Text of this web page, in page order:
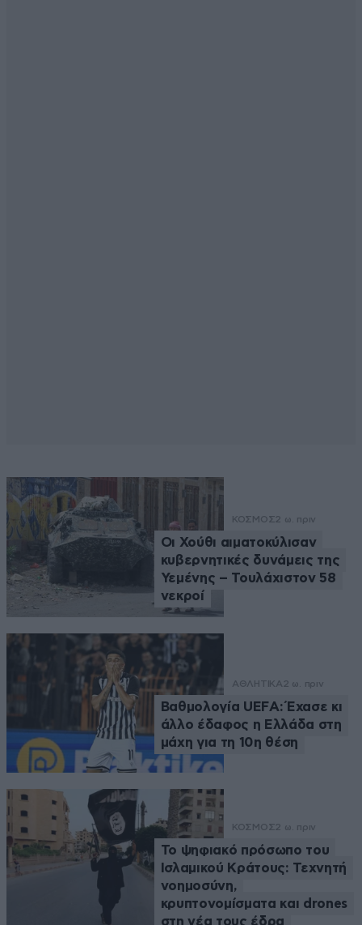
ΚΟΣΜΟΣ2 ω. πριν
Οι Χούθι αιματοκύλισαν
κυβερνητικές δυνάμεις της
Υεμένης – Τουλάχιστον 58
νεκροί
ΑΘΛΗΤΙΚΑ2 ω. πριν
Βαθμολογία UEFA: Έχασε κι
άλλο έδαφος η Ελλάδα στη
μάχη για τη 10η θέση
ΚΟΣΜΟΣ2 ω. πριν
Το ψηφιακό πρόσωπο του
Ισλαμικού Κράτους: Τεχνητή
νοημοσύνη,
κρυπτονομίσματα και drones
στη νέα τους έδρα